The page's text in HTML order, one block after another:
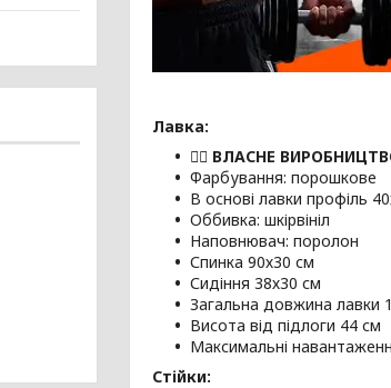
Лавка:
🏋️‍♂️ ВЛАСНЕ
Фарбування: порошкове
В основі лавки профіль
Оббивка: шкірвініл
Наповнювач: поролон
Спинка 90х30 см
Сидіння 38х30 см
Загальна довжина лавки
Висота від підлоги 44 см
Максимальні
Стійки: